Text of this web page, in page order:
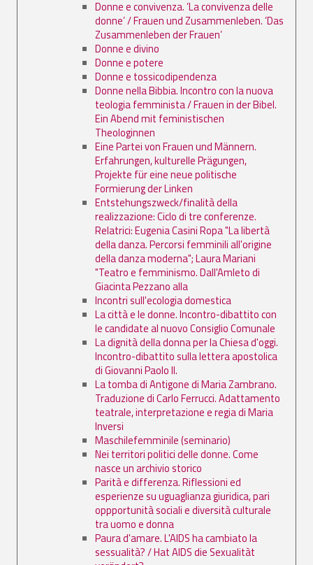
Donne e convivenza. ’La convivenza delle
donne’ / Frauen und Zusammenleben. ’Das
Zusammenleben der Frauen’
Donne e divino
Donne e potere
Donne e tossicodipendenza
Donne nella Bibbia. Incontro con la nuova
teologia femminista / Frauen in der Bibel.
Ein Abend mit feministischen
Theologinnen
Eine Partei von Frauen und Männern.
Erfahrungen, kulturelle Prägungen,
Projekte für eine neue politische
Formierung der Linken
Entstehungszweck/finalità della
realizzazione: Ciclo di tre conferenze.
Relatrici: Eugenia Casini Ropa "La libertà
della danza. Percorsi femminili all'origine
della danza moderna"; Laura Mariani
"Teatro e femminismo. Dall'Amleto di
Giacinta Pezzano alla
Incontri sull'ecologia domestica
La città e le donne. Incontro-dibattito con
le candidate al nuovo Consiglio Comunale
La dignità della donna per la Chiesa d'oggi.
Incontro-dibattito sulla lettera apostolica
di Giovanni Paolo II.
La tomba di Antigone di Maria Zambrano.
Traduzione di Carlo Ferrucci. Adattamento
teatrale, interpretazione e regia di Maria
Inversi
Maschilefemminile (seminario)
Nei territori politici delle donne. Come
nasce un archivio storico
Parità e differenza. Riflessioni ed
esperienze su uguaglianza giuridica, pari
oppportunità sociali e diversità culturale
tra uomo e donna
Paura d'amare. L'AIDS ha cambiato la
sessualità? / Hat AIDS die Sexualitàt